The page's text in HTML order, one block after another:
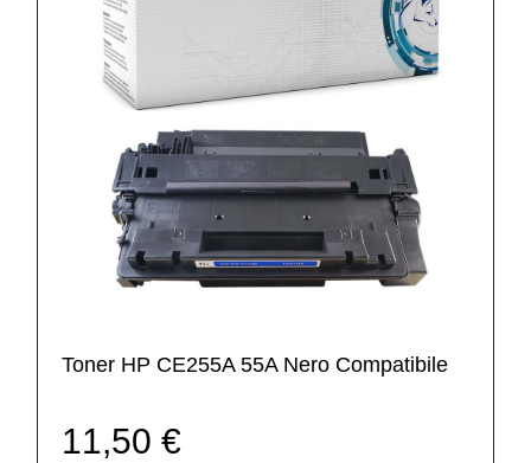
Toner HP CE255A 55A Nero Compatibile
11,50 €